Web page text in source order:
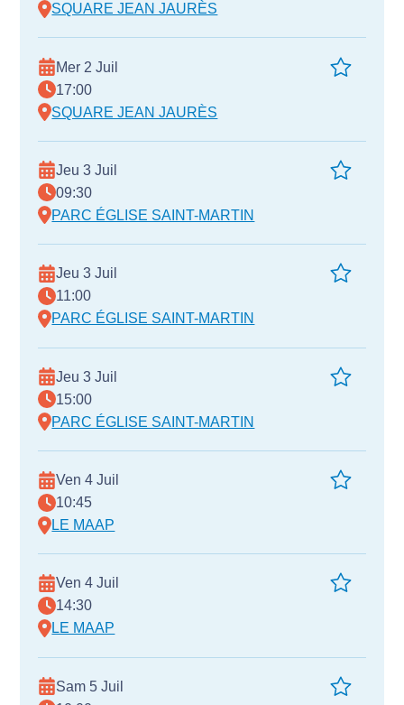
SQUARE JEAN JAURÈS
Mer 2 Juil
17:00
SQUARE JEAN JAURÈS
Jeu 3 Juil
09:30
PARC ÉGLISE SAINT-MARTIN
Jeu 3 Juil
11:00
PARC ÉGLISE SAINT-MARTIN
Jeu 3 Juil
15:00
PARC ÉGLISE SAINT-MARTIN
Ven 4 Juil
10:45
LE MAAP
Ven 4 Juil
14:30
LE MAAP
Sam 5 Juil